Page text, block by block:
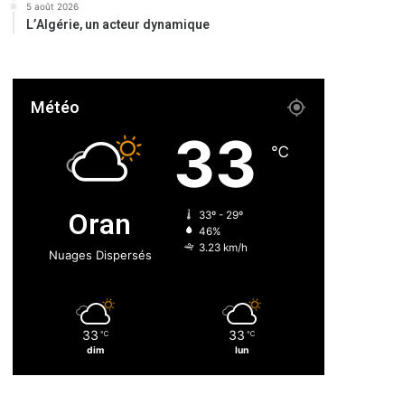
5 août 2026
L’Algérie, un acteur dynamique
Météo
Oran
Nuages Dispersés
33 ℃
33º - 29º
46%
3.23 km/h
33 ℃
dim
33 ℃
lun